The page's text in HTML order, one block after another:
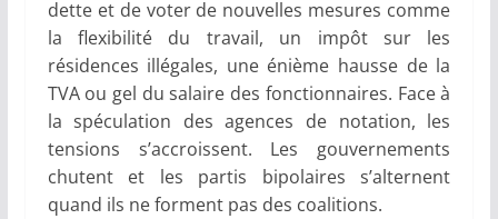
dette et de voter de nouvelles mesures comme
la flexibilité du travail, un impôt sur les
résidences illégales, une énième hausse de la
TVA ou gel du salaire des fonctionnaires. Face à
la spéculation des agences de notation, les
tensions s’accroissent. Les gouvernements
chutent et les partis bipolaires s’alternent
quand ils ne forment pas des coalitions.